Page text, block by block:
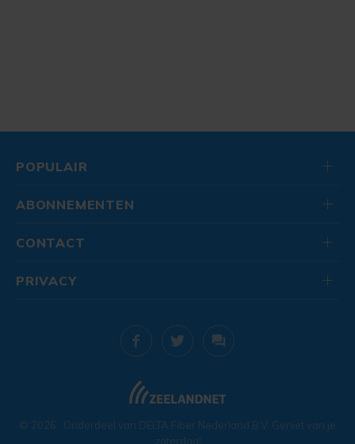
POPULAIR
ABONNEMENTEN
CONTACT
© 2026 . Onderdeel van DELTA Fiber Nederland B.V. Geniet van je
zaterdag!
PRIVACY